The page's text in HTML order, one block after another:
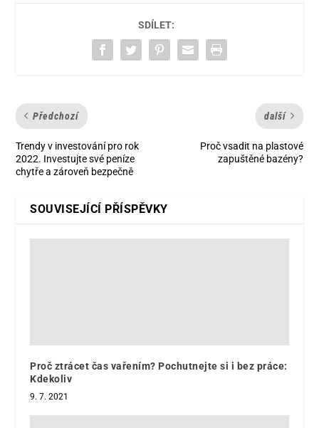
SDÍLET:
Předchozí
Trendy v investování pro rok
2022. Investujte své peníze
chytře a zároveň bezpečně
další
Proč vsadit na plastové
zapuštěné bazény?
SOUVISEJÍCÍ PŘÍSPĚVKY
Proč ztrácet čas vařením? Pochutnejte si i bez práce:
Kdekoliv
9. 7. 2021